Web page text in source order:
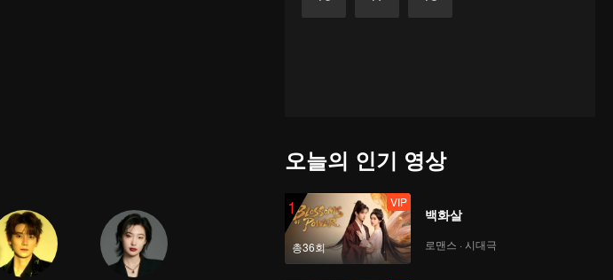
오늘의 인기 영상
1
총36회
VIP
백화살
로맨스 · 시대극